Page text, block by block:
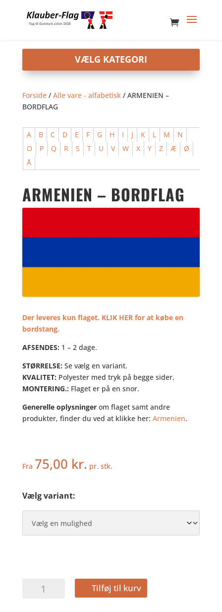
Forside/ Alle vare - alfabetisk/ ARMENIEN –
BORDFLAG
A B C D E F G H I J K L M
N
O
P Q R S T U V W X Y Z Æ
Ø
Å
ARMENIEN – BORDFLAG
Der leveres kun flaget. KLIK HER for at købe en
bordstang.
AFSENDES: 1 – 2 dage.
STØRRELSE: Se vælg en variant.
KVALITET: Polyester med tryk på begge sider.
MONTERING.: Flaget er på en snor.
Generelle oplysningerom flaget samt andre
produkter, finder du ved at klikke her: Armenien.
Fra 75,00 kr. pr. stk.
Vælg variant:
ARMENIEN
Tilføj til kurv